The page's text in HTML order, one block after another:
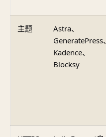
主题
Astra、
GeneratePress、
Kadence、
Blocksy